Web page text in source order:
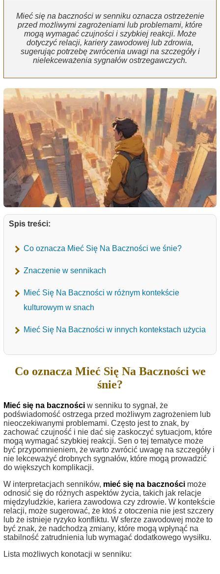
Mieć się na baczności w senniku oznacza ostrzeżenie
przed możliwymi zagrożeniami lub problemami, które
mogą wymagać czujności i szybkiej reakcji. Może
dotyczyć relacji, kariery zawodowej lub zdrowia,
sugerując potrzebę zwrócenia uwagi na szczegóły i
nielekceważenia sygnałów ostrzegawczych.
Spis treści:
Co oznacza Mieć Się Na Baczności we śnie?
Znaczenie w sennikach
Mieć Się Na Baczności w różnym kontekście
kulturowym w snach
Mieć Się Na Baczności w innych kontekstach użycia
Co oznacza Mieć Się Na Baczności we
śnie?
Mieć się na baczności w senniku to sygnał, że
podświadomość ostrzega przed możliwym zagrożeniem lub
nieoczekiwanymi problemami. Często jest to znak, by
zachować czujność i nie dać się zaskoczyć sytuacjom, które
mogą wymagać szybkiej reakcji. Sen o tej tematyce może
być przypomnieniem, że warto zwrócić uwagę na szczegóły i
nie lekceważyć drobnych sygnałów, które mogą prowadzić
do większych komplikacji.
W interpretacjach senników, mieć się na baczności może
odnosić się do różnych aspektów życia, takich jak relacje
międzyludzkie, kariera zawodowa czy zdrowie. W kontekście
relacji, może sugerować, że ktoś z otoczenia nie jest szczery
lub że istnieje ryzyko konfliktu. W sferze zawodowej może to
być znak, że nadchodzą zmiany, które mogą wpłynąć na
stabilność zatrudnienia lub wymagać dodatkowego wysiłku.
Lista możliwych konotacji w senniku: